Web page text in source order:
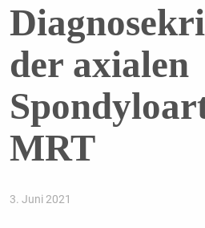
der axialen
MRT
3. Juni 2021